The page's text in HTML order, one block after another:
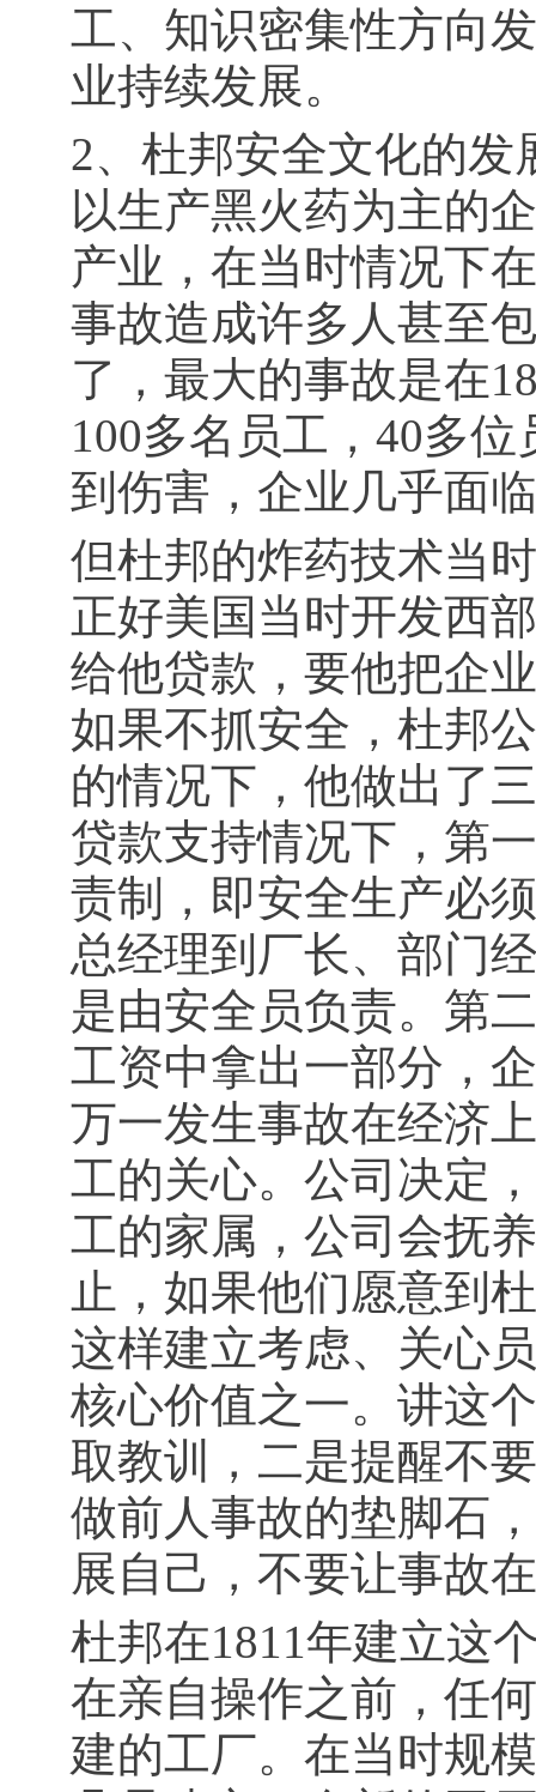
工、知识密集性方向
业持续发展。
2、杜邦安全文化的发
以生产黑火药为主的
产业，在当时情况下
事故造成许多人甚至
了，最大的事故是在
100多名员工，40多
到伤害，企业几乎面
但杜邦的炸药技术当
正好美国当时开发西
给他贷款，要他把企
如果不抓安全，杜邦
的情况下，他做出了
贷款支持情况下，第
责制，即安全生产必
总经理到厂长、部门
是由安全员负责。第
工资中拿出一部分，
万一发生事故在经济
工的关心。公司决定
工的家属，公司会抚
止，如果他们愿意到
这样建立考虑、关心
核心价值之一。讲这
取教训，二是提醒不
做前人事故的垫脚石
展自己，不要让事故
杜邦在1811年建立这
在亲自操作之前，任
建的工厂。在当时规